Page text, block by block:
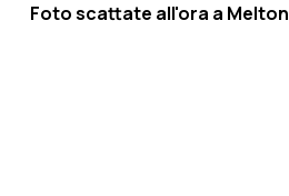
Foto scattate all'ora a Melton